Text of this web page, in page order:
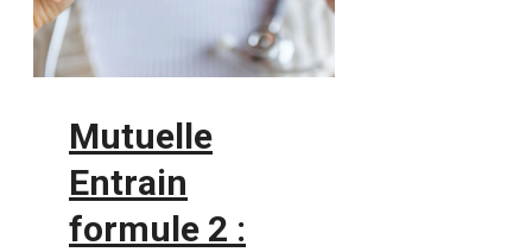
Mutuelle
Entrain
formule 2 :